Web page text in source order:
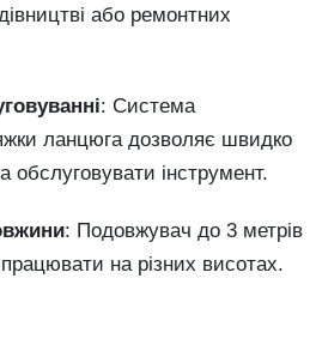
або ремонтних
: Система
ланцюга дозволяє швидко
обслуговувати інструмент.
: Подовжувач до 3 метрів
на різних висотах.